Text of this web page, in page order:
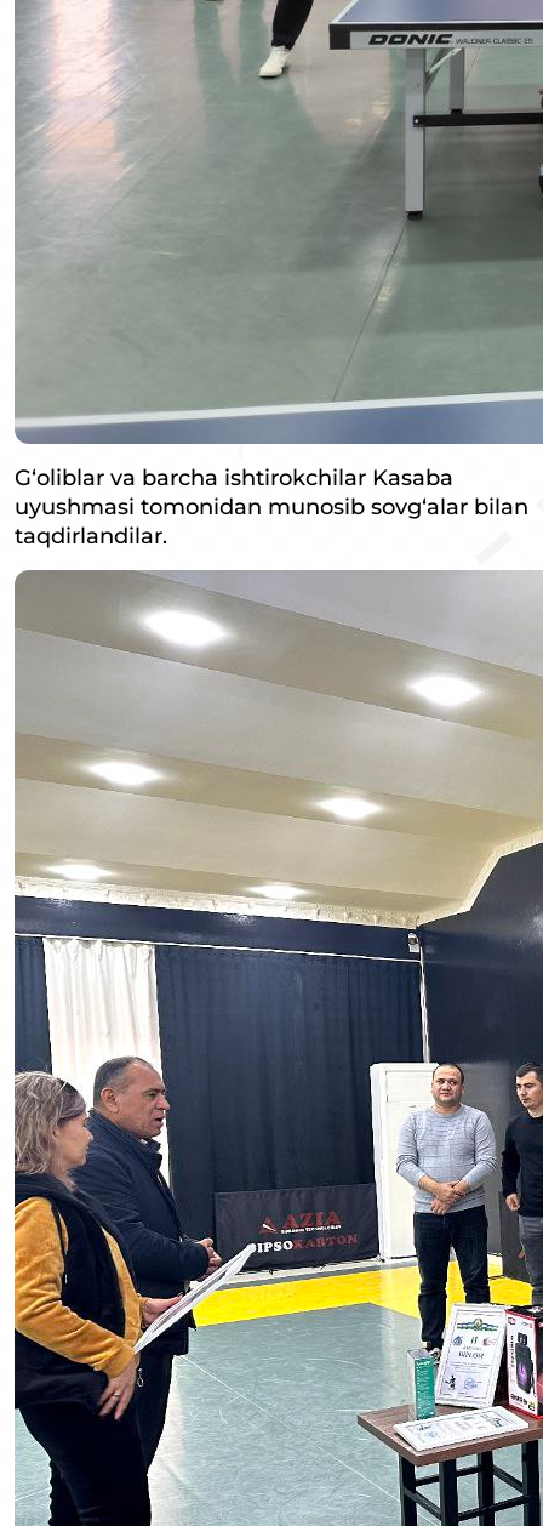
G‘oliblar va barcha ishtirokchilar Kasaba
uyushmasi tomonidan munosib sovg‘alar bilan
taqdirlandilar.